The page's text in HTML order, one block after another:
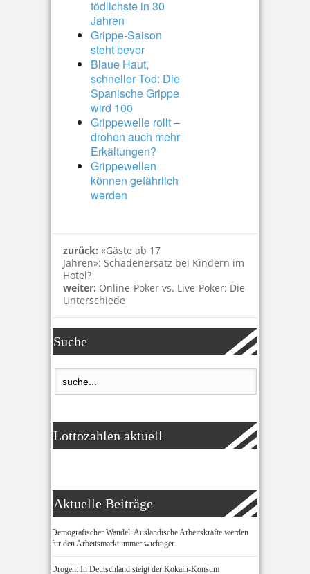
tödlichste in 30
Jahren
Grippe-Saison
steht bevor
Blaue Haut,
schneller Tod: Die
Spanische Grippe
wird 100
Grippewelle rollt –
drohen auch mehr
Erkältungen?
Grippewellen
können gefährlich
werden
zurück: «Gäste ab 17
Jahren»: Schadenersatz bei Kindern im
Hotel?
weiter: Online-Poker vs. Live-Poker: Die
Unterschiede
Suche
Lottozahlen aktuell
Aktuelle Beiträge
Demografischer Wandel: Ausländische Arbeitskräfte werden
für den Arbeitsmarkt immer wichtiger
Drogen: In Deutschland steigt der Kokain-Konsum